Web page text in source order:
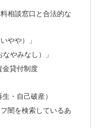
相談窓口と合法的な
やや）」
やみなし）」
金貸付制度
・自己破産）
闇を検索しているあ